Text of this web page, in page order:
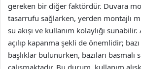
gereken bir diğer faktördür. Duvara
tasarrufu sağlarken, yerden montajlı
su akışı ve kullanım kolaylığı
açılıp kapanma şekli de önemlidir;
başlıklar bulunurken, bazıları basmalı
çalışmaktadır. Bu durum, kullanım